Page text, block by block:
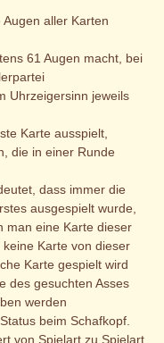
aller Karten
61 Augen macht, bei
Uhrzeigersinn jeweils
Karte ausspielt,
die in einer Runde
dass immer die
ausgespielt wurde,
man eine Karte dieser
Karte von dieser
Karte gespielt wird
des gesuchten Asses
werden
beim Schafkopf.
von Spielart zu Spielart